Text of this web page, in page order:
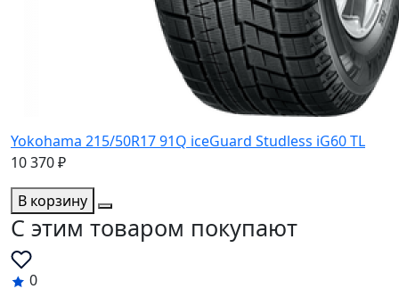
Yokohama 215/50R17 91Q iceGuard Studless iG60 TL
10 370 ₽
В корзину
C этим товаром покупают
0